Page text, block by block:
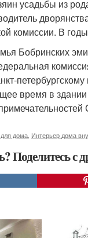
усадьбы из
комиссии. В
Бобринских
время в
дома Интерьер дома
Поделитесь с